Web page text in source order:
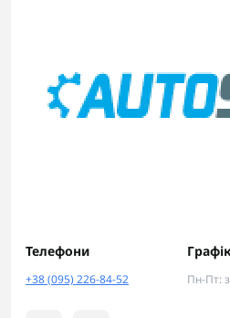
Телефони
+38 (095) 226-84-52 Пн-Пт: